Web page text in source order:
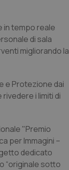
in tempo reale
di sala
migliorando la
e Protezione dai
i limiti di
"Premio
per Immagini –
dedicato
“originale sotto